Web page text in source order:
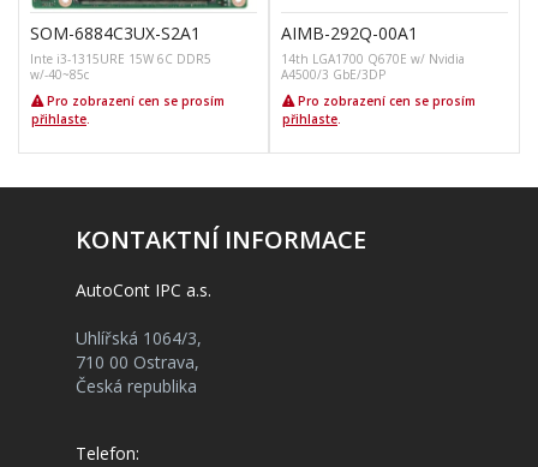
SOM-6884C3UX-S2A1
Inte i3-1315URE 15W 6C DDR5
w/-40~85c
Pro zobrazení cen se prosím
přihlaste.
AIMB-292Q-00A1
14th LGA1700 Q670E w/ Nvidia
A4500/3 GbE/3DP
Pro zobrazení cen se prosím
přihlaste.
KONTAKTNÍ INFORMACE
AutoCont IPC a.s.
Uhlířská 1064/3,
710 00 Ostrava,
Česká republika
Telefon: